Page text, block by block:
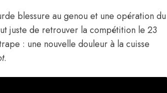
blessure au genou et une opération du
juste de retrouver la compétition le 23
: une nouvelle douleur à la cuisse
.